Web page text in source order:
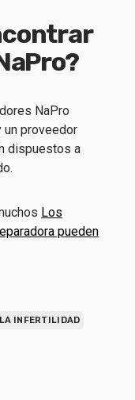
NaPro
un proveedor
dispuestos a
Los
pueden
INFERTILIDAD